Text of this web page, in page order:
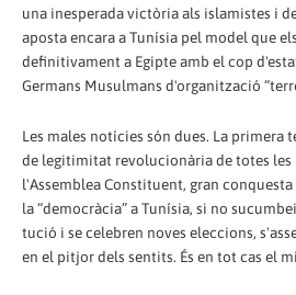
una inesperada victòria als islamistes i
aposta encara a Tunísia pel model que
definitivament a Egipte amb el cop
Germans Musulmans d'organització
Les males notícies són dues. La primera
de legitimitat revolucionària de totes
l'Assemblea Constituent, gran
la “democràcia” a Tunísia, si no
tució i se celebren noves eleccions,
en el pitjor dels sentits. És en tot cas el